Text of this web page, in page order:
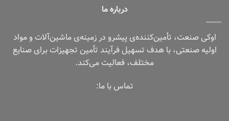
درباره ما
اوکی صنعت، تأمین‌کننده‌ی پیشرو در زمینه‌ی ماشین‌آلات و مواد
اولیه صنعتی، با هدف تسهیل فرآیند تأمین تجهیزات برای صنایع
مختلف، فعالیت می‌کند.
تماس با ما: